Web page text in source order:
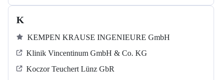
K
KEMPEN KRAUSE INGENIEURE GmbH
Klinik Vincentinum GmbH & Co. KG
Koczor Teuchert Lünz GbR